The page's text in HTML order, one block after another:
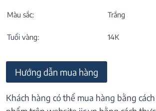
Màu sắc: Trắng
Tuổi vàng: 14K
Hướng dẫn mua hàng
Khách hàng có thể mua hàng bằng